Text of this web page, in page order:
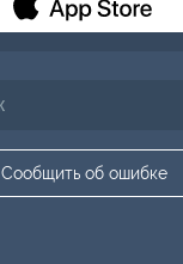
Сообщить об ошибке